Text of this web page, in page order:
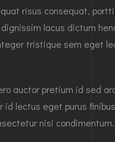
risus consequat,
lacus dictum
tristique sem eget
auctor pretium id sed
lectus eget purus
nisi condimentum.